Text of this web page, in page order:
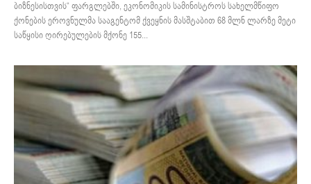
ბიზნესისთვის“ ფარგლებში, ეკონომიკის სამინისტროს სახელმწიფო
ქონების ეროვნულმა სააგენტომ ქვეყნის მასშტაბით 68 მლნ ლარზე მეტი
საწყისი ღირებულების მქონე 155...